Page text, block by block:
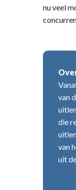
nu veel
van
die
van
uit